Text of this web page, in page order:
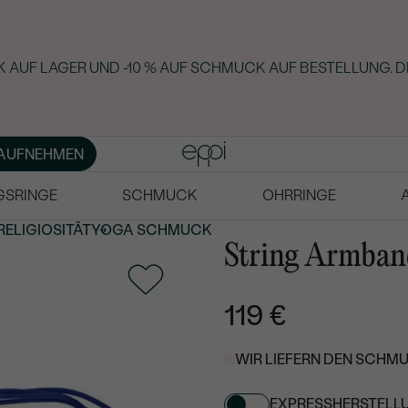
LAGER UND -10 % AUF SCHMUCK AUF BESTELLUNG.
SCHMUCK OHRRINGE
YOGA SCHMUCK
String
119 €
WIR LIEFERN DEN